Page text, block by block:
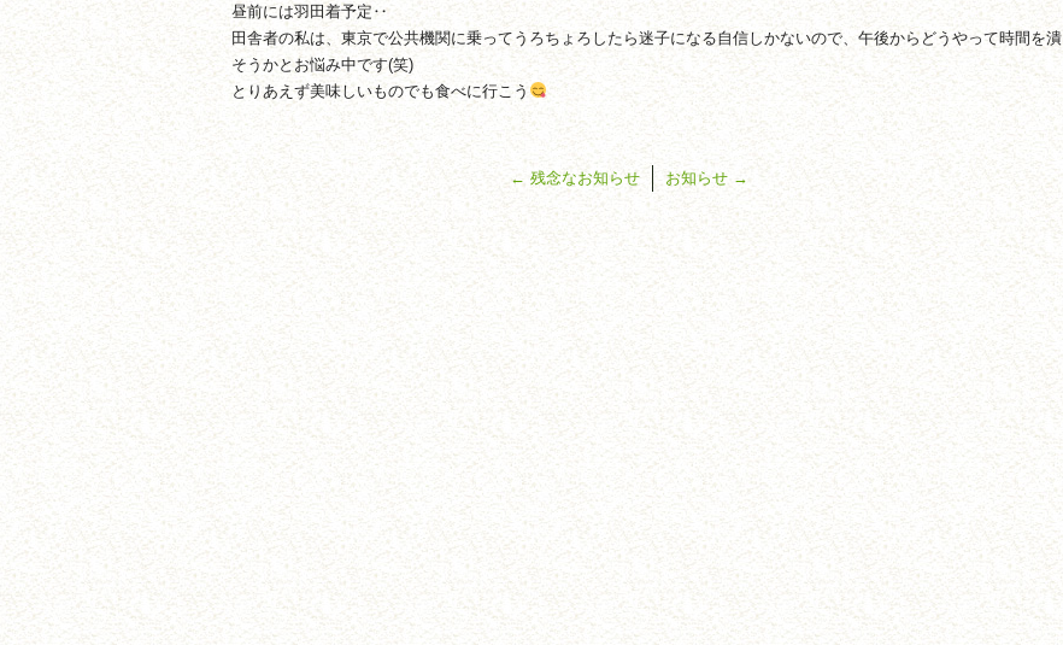
昼前には羽田着予定‥
田舎者の私は、東京で公共機関に乗ってうろちょろしたら迷子になる自信しかないので、午後からどうやって時間を潰
そうかとお悩み中です(笑)
とりあえず美味しいものでも食べに行こう
← 残念なお知らせ お知らせ →